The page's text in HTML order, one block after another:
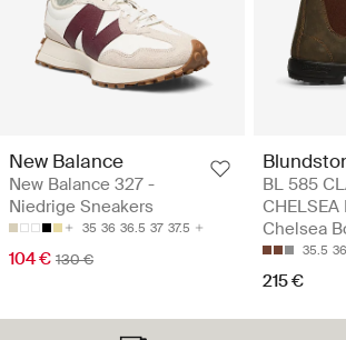
New Balance
New Balance 327 -
Niedrige Sneakers
35 36 36.5 37 37.5
104 € 130 €
BL 585
CHELSEA
Chelsea
35.5 36
215 €